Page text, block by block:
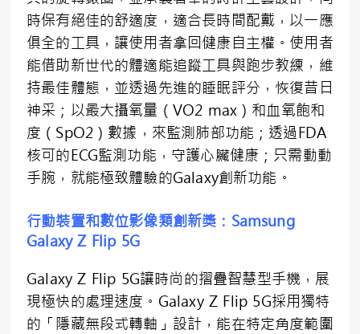
時保有絕佳的舒適度，適合長時間配戴，以一應
俱全的工具，讓使用者拿回健康自主權。使用者
能借助新世代的體適能追蹤工具與跑步教練，維
持最佳體態，並透過先進的睡眠評分，恢復昔日
神采；以最大攝氧量（VO2 max）和血氧飽和
度（SpO2）數據，來監測肺部功能；透過FDA
核可的ECG監測功能，守護心臟健康；只需動動
手腕，就能極致體驗的Galaxy創新功能。
行動裝置和數位影像類創新獎： Samsung
Galaxy Z Flip 5G
Galaxy Z Flip 5G讓時尚的摺疊智慧型手機，展
現極快的處理速度。Galaxy Z Flip 5G採用獨特
的「隱藏無段式轉軸」設計，能在特定角度範圍